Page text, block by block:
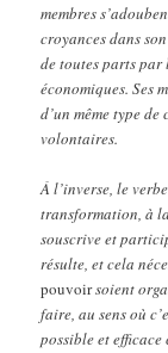
membres
croyances dans
de toutes parts par
économiques. Ses
d’un même type
volontaires.
Á l’inverse, le
transformation, à
souscrive et
résulte, et cela
pouvoirsoient
faire, au sens où
possible et efficace